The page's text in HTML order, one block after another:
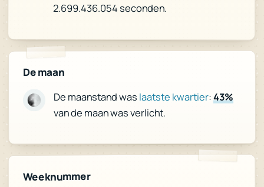
2.699.436.054 seconden.
De maan
De maanstand was laatste kwartier:43%
van de maan was verlicht.
Weeknummer